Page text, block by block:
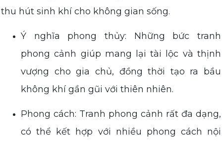
thu hút sinh khí cho không gian sống.
Ý nghĩa phong thủy: Những bức tranh
phong cảnh giúp mang lại tài lộc và thịnh
vượng cho gia chủ, đồng thời tạo ra bầu
không khí gần gũi với thiên nhiên.
Phong cách: Tranh phong cảnh rất đa dạng,
có thể kết hợp với nhiều phong cách nội